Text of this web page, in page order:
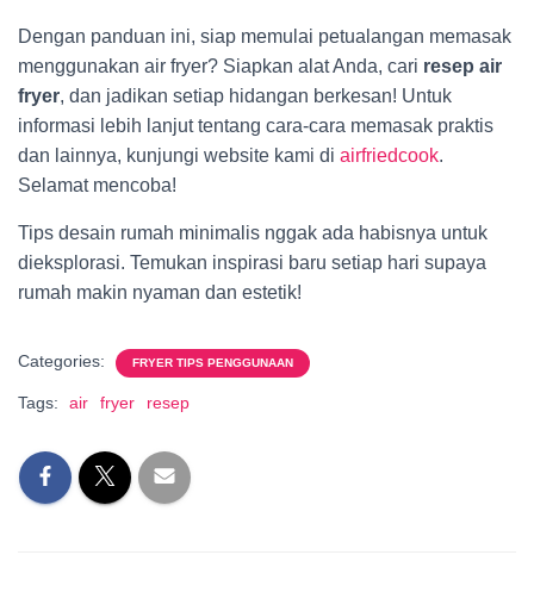
Dengan panduan ini, siap memulai petualangan memasak
menggunakan air fryer? Siapkan alat Anda, cari resep air
fryer, dan jadikan setiap hidangan berkesan! Untuk
informasi lebih lanjut tentang cara-cara memasak praktis
dan lainnya, kunjungi website kami di airfriedcook.
Selamat mencoba!
Tips desain rumah minimalis nggak ada habisnya untuk
dieksplorasi. Temukan inspirasi baru setiap hari supaya
rumah makin nyaman dan estetik!
Categories: FRYER TIPS PENGGUNAAN
Tags: air fryer resep